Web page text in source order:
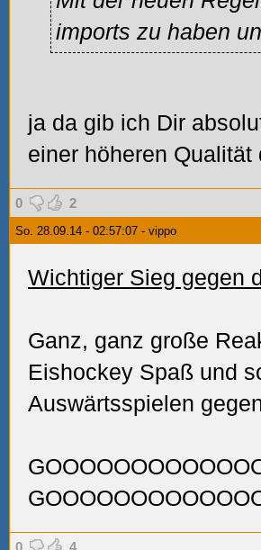
imports zu haben
ja da gib ich Dir
einer höheren
0 2
So. 28.09.14 - 02:57:07 - vippo
Wichtiger Sieg gegen
Ganz, ganz große
Eishockey Spaß und
Auswärtsspielen
0 4